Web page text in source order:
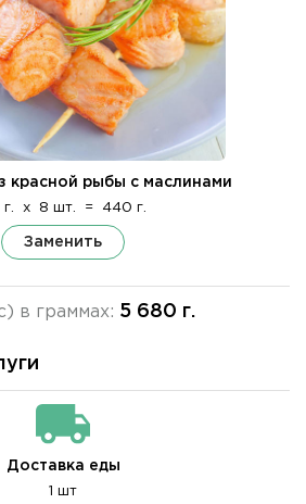
красной рыбы с маслинами
x 8 шт. = 440 г.
Заменить
в граммах: 5 680 г.
Доставка еды
1 шт